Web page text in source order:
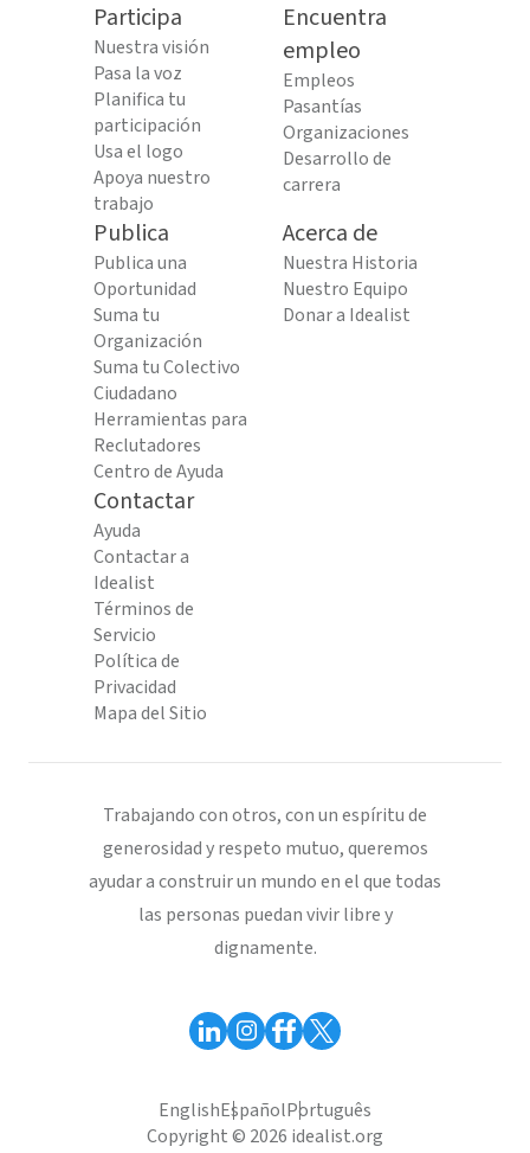
Participa
Nuestra visión
Pasa la voz
Planifica tu
participación
Usa el logo
Apoya nuestro
trabajo
Encuentra
empleo
Empleos
Pasantías
Organizaciones
Desarrollo de
carrera
Publica
Publica una
Oportunidad
Suma tu
Organización
Suma tu Colectivo
Ciudadano
Herramientas para
Reclutadores
Centro de Ayuda
Acerca de
Nuestra Historia
Nuestro Equipo
Donar a Idealist
Contactar
Ayuda
Contactar a
Idealist
Términos de
Servicio
Política de
Privacidad
Mapa del Sitio
Trabajando con otros, con un espíritu de
generosidad y respeto mutuo, queremos
ayudar a construir un mundo en el que todas
las personas puedan vivir libre y
dignamente.
EnglishEspañolPortuguês
Copyright © 2026 idealist.org